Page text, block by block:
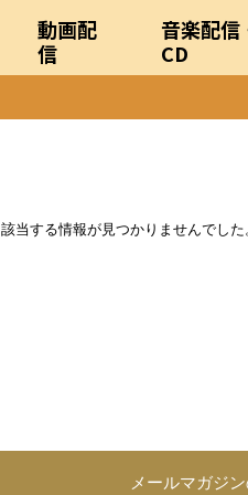
動画配
信
音楽配信
CD
該当する情報が見つかりませんでした
メールマガジ